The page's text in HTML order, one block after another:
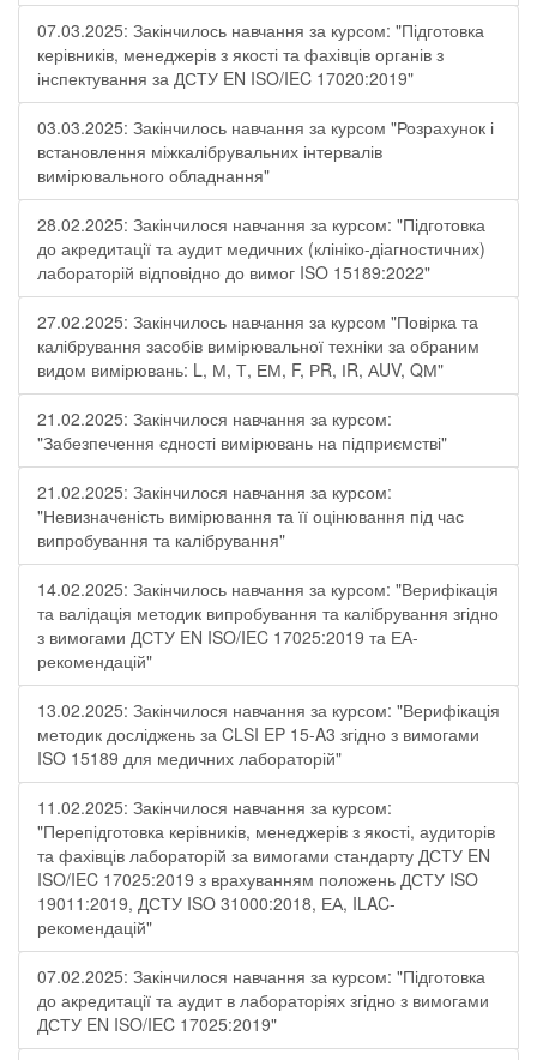
07.03.2025: Закінчилось навчання за курсом: "Підготовка
керівників, менеджерів з якості та фахівців органів з
інспектування за ДСТУ EN ISO/IEC 17020:2019"
03.03.2025: Закінчилось навчання за курсом "Розрахунок і
встановлення міжкалібрувальних інтервалів
вимірювального обладнання"
28.02.2025: Закінчилося навчання за курсом: "Підготовка
до акредитації та аудит медичних (клініко-діагностичних)
лабораторій відповідно до вимог ISO 15189:2022"
27.02.2025: Закінчилось навчання за курсом "Повірка та
калібрування засобів вимірювальної техніки за обраним
видом вимірювань: L, М, Т, ЕМ, F, РR, ІR, АUV, QМ"
21.02.2025: Закінчилося навчання за курсом:
"Забезпечення єдності вимірювань на підприємстві"
21.02.2025: Закінчилося навчання за курсом:
"Невизначеність вимірювання та її оцінювання під час
випробування та калібрування"
14.02.2025: Закінчилось навчання за курсом: "Верифікація
та валідація методик випробування та калібрування згідно
з вимогами ДСТУ EN ISO/IEC 17025:2019 та ЕА-
рекомендацій"
13.02.2025: Закінчилося навчання за курсом: "Верифікація
методик досліджень за CLSI EP 15-A3 згідно з вимогами
ISO 15189 для медичних лабораторій"
11.02.2025: Закінчилося навчання за курсом:
"Перепідготовка керівників, менеджерів з якості, аудиторів
та фахівців лабораторій за вимогами стандарту ДСТУ EN
ISO/IEC 17025:2019 з врахуванням положень ДСТУ ISO
19011:2019, ДСТУ ISO 31000:2018, ЕА, ILAC-
рекомендацій"
07.02.2025: Закінчилося навчання за курсом: "Підготовка
до акредитації та аудит в лабораторіях згідно з вимогами
ДСТУ EN ISO/IEC 17025:2019"